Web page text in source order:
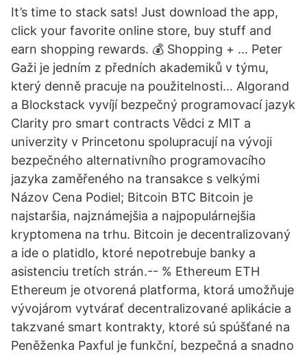
It’s time to stack sats! Just download the app,
click your favorite online store, buy stuff and
earn shopping rewards. 💰 Shopping + … Peter
Gaži je jedním z předních akademiků v týmu,
který denně pracuje na použitelnosti… Algorand
a Blockstack vyvíjí bezpečný programovací jazyk
Clarity pro smart contracts Vědci z MIT a
univerzity v Princetonu spolupracují na vývoji
bezpečného alternativního programovacího
jazyka zaměřeného na transakce s velkými
Názov Cena Podiel; Bitcoin BTC Bitcoin je
najstaršia, najznámejšia a najpopulárnejšia
kryptomena na trhu. Bitcoin je decentralizovaný
a ide o platidlo, ktoré nepotrebuje banky a
asistenciu tretích strán.-- % Ethereum ETH
Ethereum je otvorená platforma, ktorá umožňuje
vývojárom vytvárať decentralizované aplikácie a
takzvané smart kontrakty, ktoré sú spúšťané na
Peněženka Paxful je funkční, bezpečná a snadno